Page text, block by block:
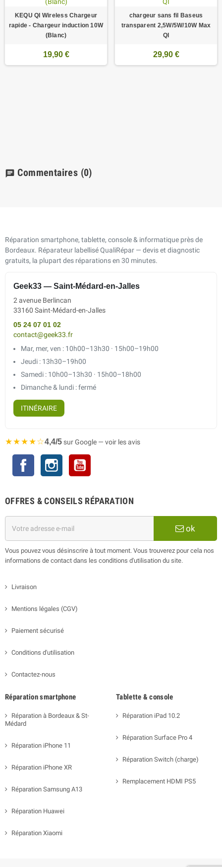
KEQU QI Wireless Chargeur
rapide - Chargeur induction 10W
(Blanc)
19,90 €
chargeur sans fil Baseus
transparent 2,5W/5W/10W Max
QI
29,90 €
chat Commentaires (0)
Réparation smartphone, tablette, console & informatique près de
Bordeaux. Réparateur labellisé QualiRépar — devis et diagnostic
gratuits, la plupart des réparations en 30 minutes.
Geek33 — Saint-Médard-en-Jalles
2 avenue Berlincan
33160 Saint-Médard-en-Jalles
05 24 07 01 02
contact@geek33.fr
Mar, mer, ven : 10h00–13h30 · 15h00–19h00
Jeudi : 13h30–19h00
Samedi : 10h00–13h30 · 15h00–18h00
Dimanche & lundi : fermé
ITINÉRAIRE
★★★★☆4,4/5sur Google — voir les avis
Facebook Instagram
OFFRES & CONSEILS RÉPARATION
ok
Vous pouvez vous désinscrire à tout moment. Vous trouverez pour cela nos
informations de contact dans les conditions d'utilisation du site.
Livraison
Mentions légales (CGV)
Paiement sécurisé
Conditions d'utilisation
Contactez-nous
Réparation smartphone
Réparation à Bordeaux & St-
Médard
Réparation iPhone 11
Réparation iPhone XR
Réparation Samsung A13
Réparation Huawei
Réparation Xiaomi
Tablette & console
Réparation iPad 10.2
Réparation Surface Pro 4
Réparation Switch (charge)
Remplacement HDMI PS5